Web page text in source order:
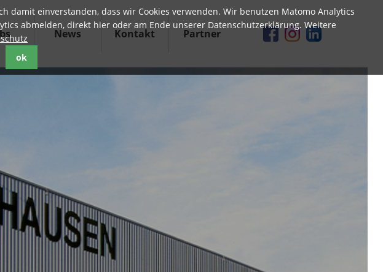
einverstanden, dass wir Cookies verwenden. Wir benutzen Matomo Analytics
abmelden, direkt hier oder am Ende unserer Datenschutzerklärung. Weitere
ok
News Kontakt Partner